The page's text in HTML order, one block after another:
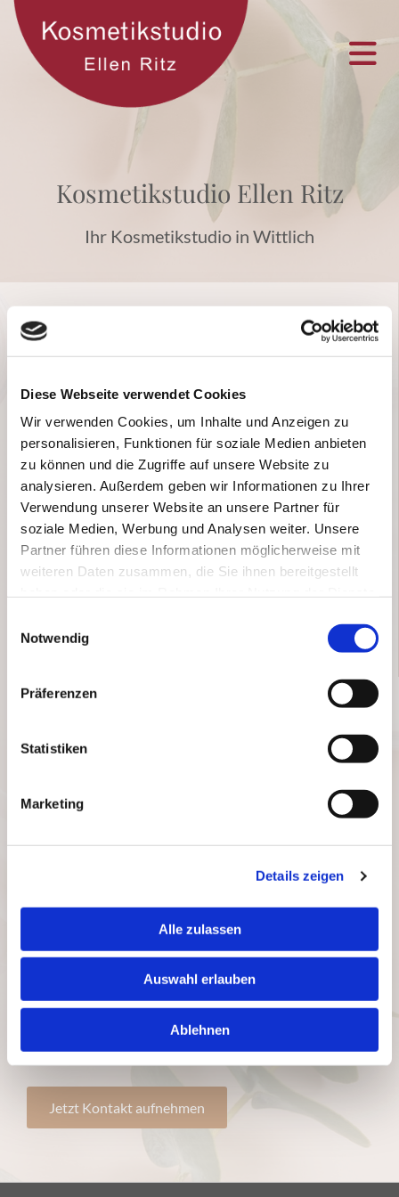
Diese Webseite verwendet Cookies
Wir verwenden Cookies, um Inhalte und Anzeigen zu
personalisieren, Funktionen für soziale Medien anbieten
zu können und die Zugriffe auf unsere Website zu
analysieren. Außerdem geben wir Informationen zu Ihrer
Verwendung unserer Website an unsere Partner für
soziale Medien, Werbung und Analysen weiter. Unsere
Partner führen diese Informationen möglicherweise mit
weiteren Daten zusammen, die Sie ihnen bereitgestellt
Notwendig
Präferenzen
Statistiken
Marketing
Details zeigen
Alle zulassen
Auswahl erlauben
Ablehnen
Kosmetikstudio Ellen Ritz
Ihr Kosmetikstudio in Wittlich
Kosmetikstudio Ellen Ritz
Fachinstitut für Dermakosmetik®
Klausener Weg 24, 54516 Wittlich
Telefon: 06571 1459049 | E-Mail: info@ritz-beauty.de
Öffnungszeiten
Dienstag - Freitag
10:00 - 18:00
Samstag
10:00 - 14:00
Beantwortung Ihrer Anfrage. Weitere Informationen
zum Datenschutz, insbesondere auch zu Ihren Rechten,
* Pflichtfeld